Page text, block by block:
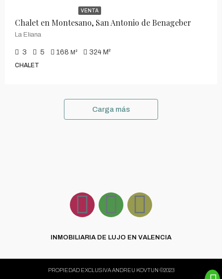
VENTA
Chalet en Montesano, San Antonio de Benageber
La Eliana
3 5 168 M² 324 M²
CHALET
Carga más
INMOBILIARIA DE LUJO EN VALENCIA
PROPIEDAD EXCLUSIVA ANDREU KOVTUN ©2023